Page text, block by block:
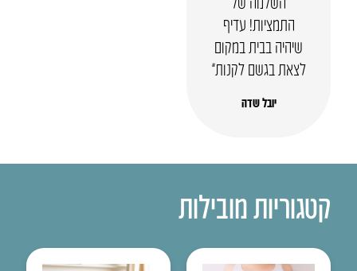
התמציות! עדיף
שיהיה בבית במקום
לצאת בגשם לקנות”
יובל שדה
קטגוריות מובילות